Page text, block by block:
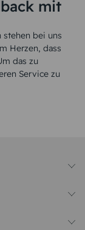
mit
stehen bei uns
Herzen, dass
das zu
Service zu